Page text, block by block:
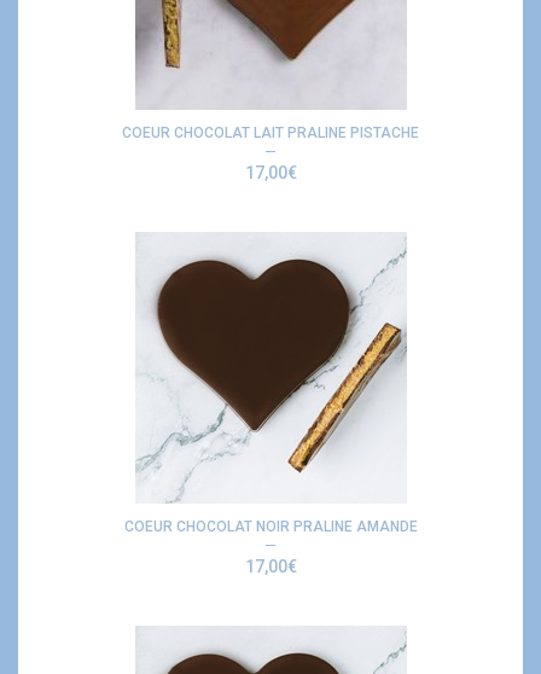
COEUR CHOCOLAT LAIT PRALINE PISTACHE
17,00€
COEUR CHOCOLAT NOIR PRALINE AMANDE
17,00€